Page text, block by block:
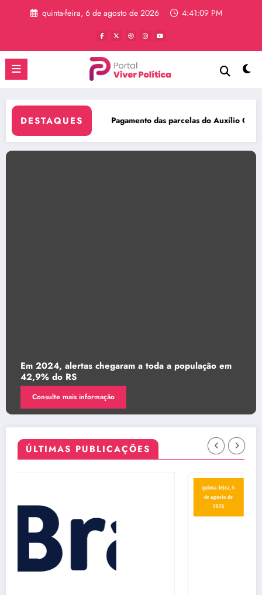
quinta-feira, 6 de agosto de 2026 4:41:10 PM
DESTAQUES
das parcelas do Auxílio Gás de outubro termina nesta sexta
PF
a toda a população em
STJ autoriza ronda
ÚLTIMAS PUBLICAÇÕES